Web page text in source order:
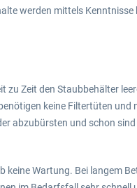
werden mittels Kenntnisse
zu Zeit den Staubbehälter
keine Filtertüten und
abzubürsten und schon
Wartung. Bei langem